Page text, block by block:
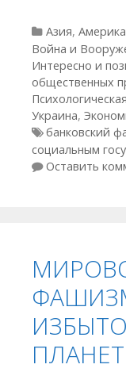
Рубрики
Азия, Америка
Война и
Интересно и
общественных
Украина,
Метки
банковский
социальным
Оставить